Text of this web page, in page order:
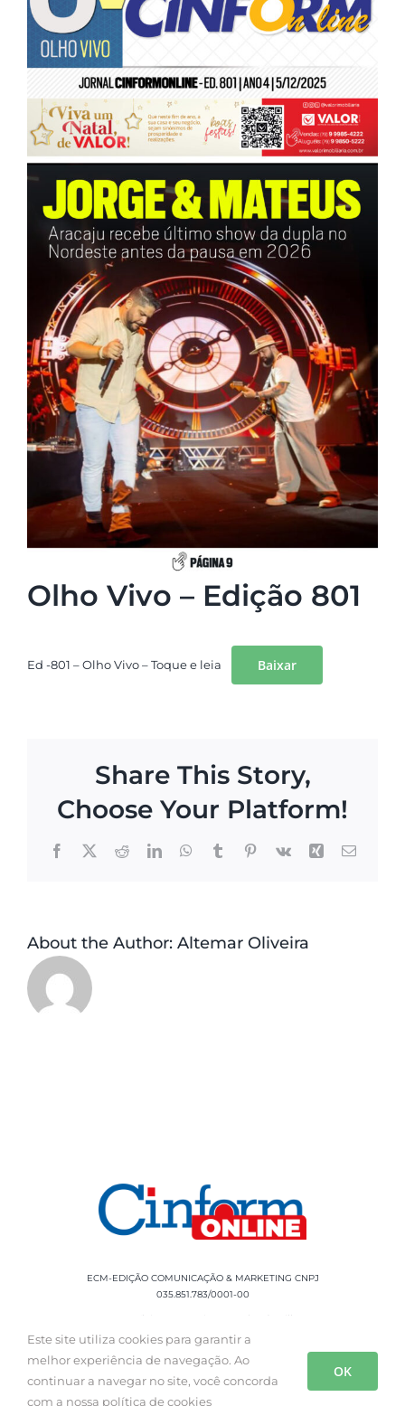
Image
Olho Vivo – Edição 801
Ed -801 – Olho Vivo – Toque e leia Baixar
Share This Story,
Choose Your Platform!
Facebook
X RedditLinkedInWhatsApp
TumblrPinterest
Vk Xing Email
About the Author: Altemar Oliveira
ECM-EDIÇÃO COMUNICAÇÃO & MARKETING CNPJ
035.851.783/0001-00
Rua Sílvio Cesar Leite, 90 Salgado Filho -
Aracaju, SE, CEP: 49020-060 Fone: +55 79
Este site utiliza cookies para garantir a
melhor experiência de navegação. Ao
continuar a navegar no site, você concorda
com a nossa política de cookies
OK